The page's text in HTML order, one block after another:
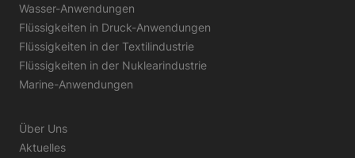
Wasser-Anwendungen
Flüssigkeiten in Druck-Anwendungen
Flüssigkeiten in der Textilindustrie
Flüssigkeiten in der Nuklearindustrie
Marine-Anwendungen
Über Uns
Aktuelles